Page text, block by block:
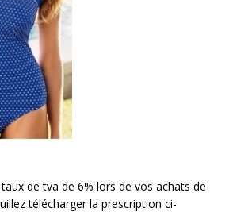
de tva de 6% lors de vos achats de
télécharger la prescription ci-